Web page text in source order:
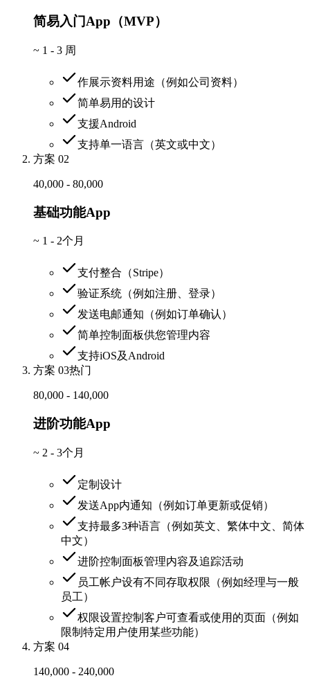
简易入门App（MVP）
~ 1 - 3 周
作展示资料用途（例如公司资料）
简单易用的设计
支援Android
支持单一语言（英文或中文）
方案 02
40,000 - 80,000
基础功能App
~ 1 - 2个月
支付整合（Stripe）
验证系统（例如注册、登录）
发送电邮通知（例如订单确认）
简单控制面板供您管理内容
支持iOS及Android
方案 03热门
80,000 - 140,000
进阶功能App
~ 2 - 3个月
定制设计
发送App内通知（例如订单更新或促销）
支持最多3种语言（例如英文、繁体中文、简体
中文）
进阶控制面板管理内容及追踪活动
员工帐户设有不同存取权限（例如经理与一般
员工）
权限设置控制客户可查看或使用的页面（例如
限制特定用户使用某些功能）
方案 04
140,000 - 240,000